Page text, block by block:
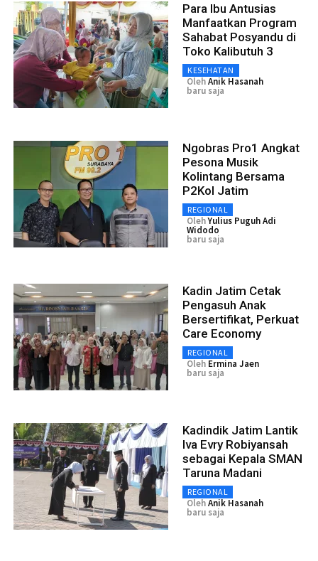
Para Ibu Antusias
Manfaatkan Program
Sahabat Posyandu di
Toko Kalibutuh 3
KESEHATAN
OlehAnik Hasanah
baru saja
Ngobras Pro1 Angkat
Pesona Musik
Kolintang Bersama
P2Kol Jatim
REGIONAL
OlehYulius Puguh Adi
Widodo
baru saja
Kadin Jatim Cetak
Pengasuh Anak
Bersertifikat, Perkuat
Care Economy
REGIONAL
Oleh Ermina Jaen
baru saja
Kadindik Jatim Lantik
Iva Evry Robiyansah
sebagai Kepala SMAN
Taruna Madani
REGIONAL
OlehAnik Hasanah
baru saja